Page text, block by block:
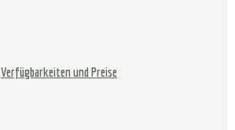
Verfügbarkeiten und Preise